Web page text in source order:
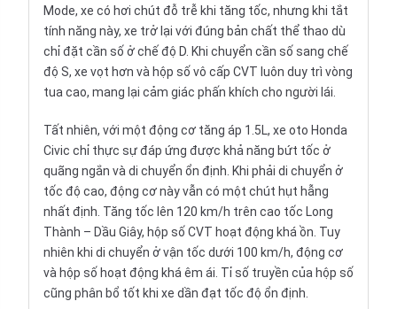
Mode, xe có hơi chút đỗ trễ khi tăng tốc, nhưng khi tắt
tính năng này, xe trở lại với đúng bản chất thể thao dù
chỉ đặt cần số ở chế độ D. Khi chuyển cần số sang chế
độ S, xe vọt hơn và hộp số vô cấp CVT luôn duy trì vòng
tua cao, mang lại cảm giác phấn khích cho người lái.
Tất nhiên, với một động cơ tăng áp 1.5L, xe oto Honda
Civic chỉ thực sự đáp ứng được khả năng bứt tốc ở
quãng ngắn và di chuyển ổn định. Khi phải di chuyển ở
tốc độ cao, động cơ này vẫn có một chút hụt hẫng
nhất định. Tăng tốc lên 120 km/h trên cao tốc Long
Thành – Dầu Giây, hộp số CVT hoạt động khá ồn. Tuy
nhiên khi di chuyển ở vận tốc dưới 100 km/h, động cơ
và hộp số hoạt động khá êm ái. Tỉ số truyền của hộp số
cũng phân bổ tốt khi xe dần đạt tốc độ ổn định.